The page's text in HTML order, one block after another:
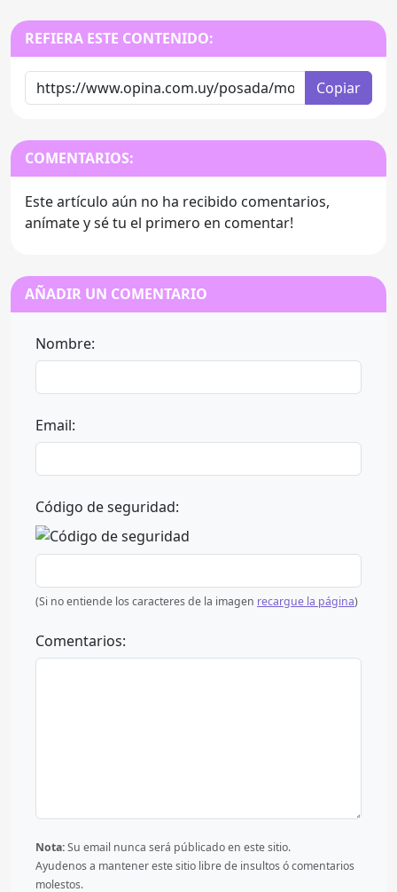
REFIERA ESTE CONTENIDO:
Copiar
COMENTARIOS:
Este artículo aún no ha recibido comentarios,
anímate y sé tu el primero en comentar!
AÑADIR UN COMENTARIO
Nombre:
Email:
Código de seguridad:
(Si no entiende los caracteres de la imagen recargue la página)
Comentarios:
Nota:Su email nunca será públicado en este sitio.
Ayudenos a mantener este sitio libre de insultos ó comentarios
molestos.